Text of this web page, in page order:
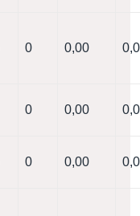
0 0,00
0 0,00
0 0,00